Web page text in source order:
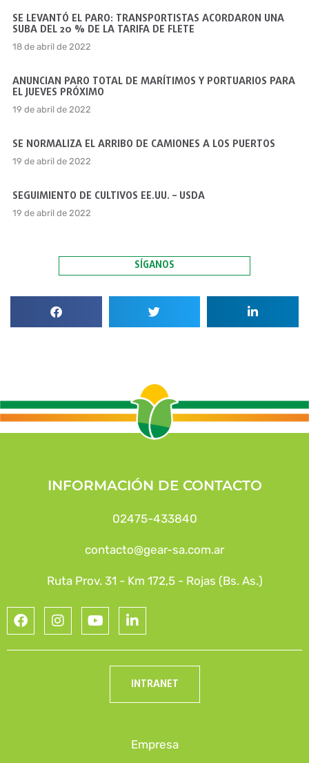
SE LEVANTÓ EL PARO: TRANSPORTISTAS ACORDARON UNA
SUBA DEL 20 % DE LA TARIFA DE FLETE
18 de abril de 2022
ANUNCIAN PARO TOTAL DE MARÍTIMOS Y PORTUARIOS PARA
EL JUEVES PRÓXIMO
19 de abril de 2022
SE NORMALIZA EL ARRIBO DE CAMIONES A LOS PUERTOS
19 de abril de 2022
SEGUIMIENTO DE CULTIVOS EE.UU. – USDA
19 de abril de 2022
SÍGANOS
INFORMACIÓN DE CONTACTO
02475-433840
contacto@gear-sa.com.ar
Ruta Prov. 31 - Km 172,5 - Rojas (Bs. As.)
INTRANET
Empresa